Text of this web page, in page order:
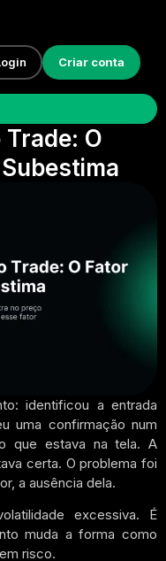
Criar conta
Trade: O
identificou a entrada
uma confirmação num
que estava na tela. A
certa. O problema foi
a ausência dela.
excessiva. É
muda a forma como
risco.